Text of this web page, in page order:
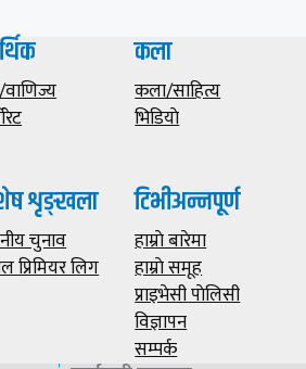
वाणिज्य
कला
कला/साहित्य
भिडियाे
शृङ्खला
चुनाव
प्रिमियर लिग
टिभीअन्नपूर्ण
हाम्राे बारेमा
हाम्राे समूह
प्राइभेसी पाेलिसी
विज्ञापन
सम्पर्क